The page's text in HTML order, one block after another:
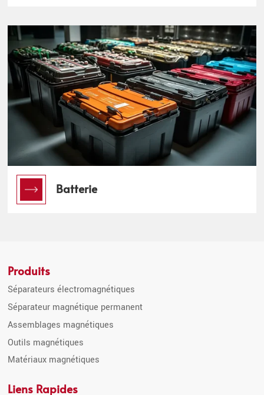
Batterie
Produits
Séparateurs électromagnétiques
Séparateur magnétique permanent
Assemblages magnétiques
Outils magnétiques
Matériaux magnétiques
Liens Rapides